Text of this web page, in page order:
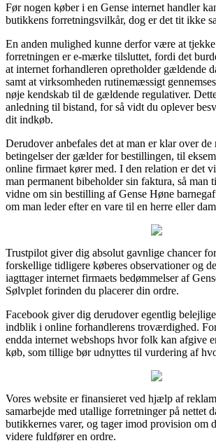
Før nogen køber i en Gense internet handler
butikkens forretningsvilkår, dog er det tit ikke
En anden mulighed kunne derfor være at
forretningen er e-mærke tilsluttet, fordi det
at internet forhandleren opretholder gældende
samt at virksomheden rutinemæssigt
nøje kendskab til de gældende regulativer.
anledning til bistand, for så vidt du oplever
dit indkøb.
Derudover anbefales det at man er klar over de
betingelser der gælder for bestillingen, til
online firmaet kører med. I den relation er det
man permanent bibeholder sin faktura, så man
vidne om sin bestilling af Gense Høne
om man leder efter en vare til en herre eller
Trustpilot giver dig absolut gavnlige chancer
forskellige tidligere køberes observationer og
iagttager internet firmaets bedømmelser af
Sølvplet forinden du placerer din ordre.
Facebook giver dig derudover egentlig
indblik i online forhandlerens troværdighed.
endda internet webshops hvor folk kan afgive
køb, som tillige bør udnyttes til vurdering af
Vores website er finansieret ved hjælp af
samarbejde med utallige forretninger på nettet
butikkernes varer, og tager imod provision om
videre fuldfører en ordre.